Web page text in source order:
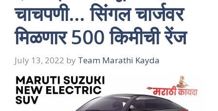
चाचपणी… सिंगल चार्जवर
मिळणार 500 किमीची रेंज
July 13, 2022 by Team Marathi Kayda